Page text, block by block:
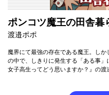
ポンコツ魔王の田舎暮
渡邉ポポ
魔界にて最強の存在である魔王。し
の中で、しきりに発生する「ある事
女子高生ってどう思いますか？』の